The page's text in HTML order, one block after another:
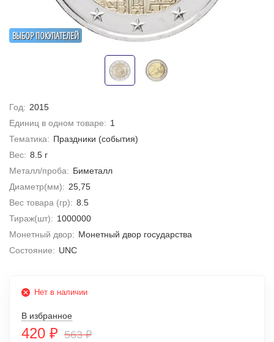
ВЫБОР ПОКУПАТЕЛЕЙ
Год: 2015
Единиц в одном товаре: 1
Тематика: Праздники (события)
Вес: 8.5 г
Металл/проба: Биметалл
Диаметр(мм): 25,75
Вес товара (гр): 8.5
Тираж(шт): 1000000
Монетный двор: Монетный двор государства
Состояние: UNC
Нет в наличии
В избранное
420 ₽ 563₽